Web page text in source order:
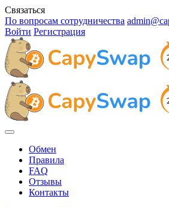
Связаться
По вопросам сотрудничества
Войти Регистрация
Обмен
Правила
FAQ
Отзывы
Контакты